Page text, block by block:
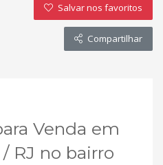
Salvar nos favoritos
Compartilhar
Venda em
RJ no bairro